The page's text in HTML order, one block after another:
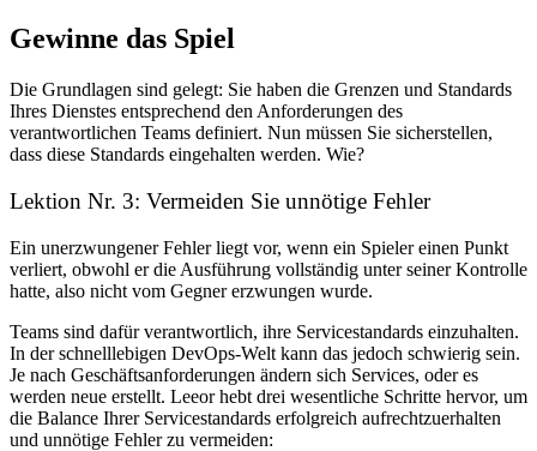
Gewinne das Spiel
Die Grundlagen sind gelegt: Sie haben die Grenzen und Standards
Ihres Dienstes entsprechend den Anforderungen des
verantwortlichen Teams definiert. Nun müssen Sie sicherstellen,
dass diese Standards eingehalten werden. Wie?
Lektion Nr. 3: Vermeiden Sie unnötige Fehler
Ein unerzwungener Fehler liegt vor, wenn ein Spieler einen Punkt
verliert, obwohl er die Ausführung vollständig unter seiner Kontrolle
hatte, also nicht vom Gegner erzwungen wurde.
Teams sind dafür verantwortlich, ihre Servicestandards einzuhalten.
In der schnelllebigen DevOps-Welt kann das jedoch schwierig sein.
Je nach Geschäftsanforderungen ändern sich Services, oder es
werden neue erstellt. Leeor hebt drei wesentliche Schritte hervor, um
die Balance Ihrer Servicestandards erfolgreich aufrechtzuerhalten
und unnötige Fehler zu vermeiden: